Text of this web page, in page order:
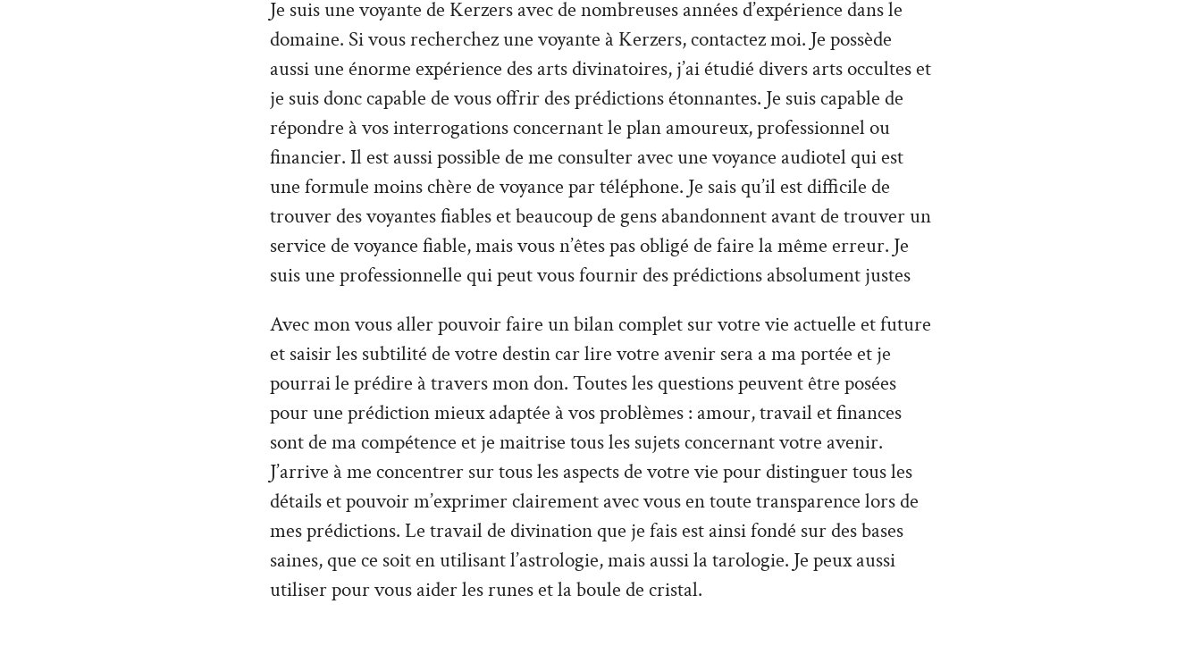
Je suis une voyante de Kerzers avec de nombreuses années d’expérience dans le
domaine. Si vous recherchez une voyante à Kerzers, contactez moi. Je possède
aussi une énorme expérience des arts divinatoires, j’ai étudié divers arts occultes et
je suis donc capable de vous offrir des prédictions étonnantes. Je suis capable de
répondre à vos interrogations concernant le plan amoureux, professionnel ou
financier. Il est aussi possible de me consulter avec une voyance audiotel qui est
une formule moins chère de voyance par téléphone. Je sais qu’il est difficile de
trouver des voyantes fiables et beaucoup de gens abandonnent avant de trouver un
service de voyance fiable, mais vous n’êtes pas obligé de faire la même erreur. Je
suis une professionnelle qui peut vous fournir des prédictions absolument justes
Avec mon vous aller pouvoir faire un bilan complet sur votre vie actuelle et future
et saisir les subtilité de votre destin car lire votre avenir sera a ma portée et je
pourrai le prédire à travers mon don. Toutes les questions peuvent être posées
pour une prédiction mieux adaptée à vos problèmes : amour, travail et finances
sont de ma compétence et je maitrise tous les sujets concernant votre avenir.
J’arrive à me concentrer sur tous les aspects de votre vie pour distinguer tous les
détails et pouvoir m’exprimer clairement avec vous en toute transparence lors de
mes prédictions. Le travail de divination que je fais est ainsi fondé sur des bases
saines, que ce soit en utilisant l’astrologie, mais aussi la tarologie. Je peux aussi
utiliser pour vous aider les runes et la boule de cristal.